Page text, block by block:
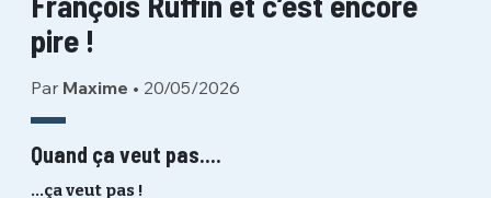
pire !
Par Maxime • 20/05/2026
Quand ça veut pas....
…ça veut pas !
PASSWORD*
Connexion
PSEUDO
MOT DE PASSE